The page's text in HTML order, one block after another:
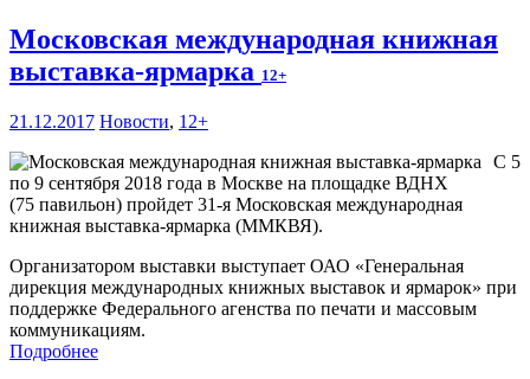
Московская международная книжная
выставка-ярмарка 12+
21.12.2017 Новости, 12+
С 5
по 9 сентября 2018 года в Москве на площадке ВДНХ
(75 павильон) пройдет 31-я Московская международная
книжная выставка-ярмарка (ММКВЯ).
Организатором выставки выступает ОАО «Генеральная
дирекция международных книжных выставок и ярмарок» при
поддержке Федерального агенства по печати и массовым
коммуникациям.
Подробнее